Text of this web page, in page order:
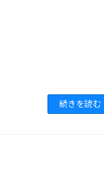
続きを読む